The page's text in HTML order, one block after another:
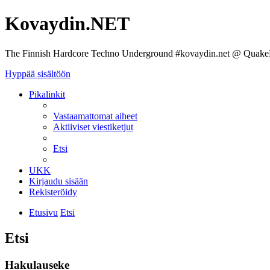
Kovaydin.NET
The Finnish Hardcore Techno Underground #kovaydin.net @
Hyppää sisältöön
Pikalinkit
Vastaamattomat aiheet
Aktiiviset viestiketjut
Etsi
UKK
Kirjaudu sisään
Rekisteröidy
Etusivu Etsi
Etsi
Hakulauseke